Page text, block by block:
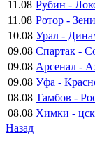
11.08 Рубин -
11.08 Ротор -
10.08 Урал -
09.08 Спартак -
09.08 Арсенал -
09.08 Уфа -
08.08 Тамбов -
08.08 Химки -
Назад